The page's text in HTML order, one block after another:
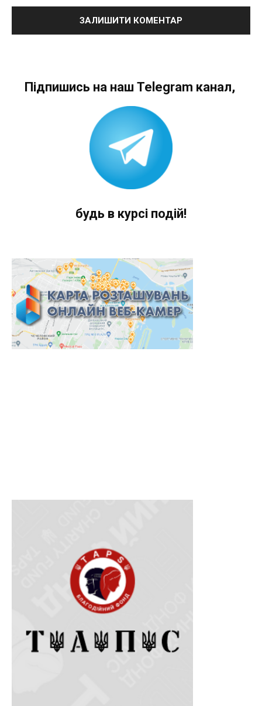
Підпишись на наш Telegram канал,
будь в курсі подій!